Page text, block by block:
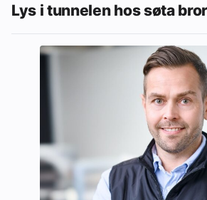
Lys i tunnelen hos søta